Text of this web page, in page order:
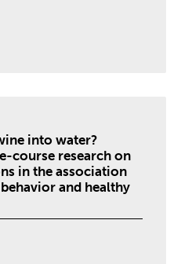
into water?
course research on
in the association
and healthy